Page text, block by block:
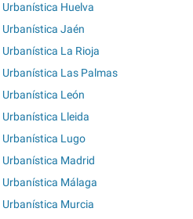
Huelva
Jaén
La Rioja
Las Palmas
León
Lleida
Lugo
Madrid
Málaga
Murcia